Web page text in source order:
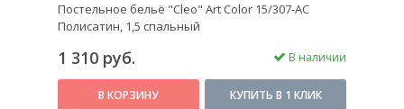
Постельное бельё "Cleo" Art Color 15/307-AC
Полисатин, 1,5 спальный
1 310 руб. В наличии
В КОРЗИНУ КУПИТЬ В 1 КЛИК